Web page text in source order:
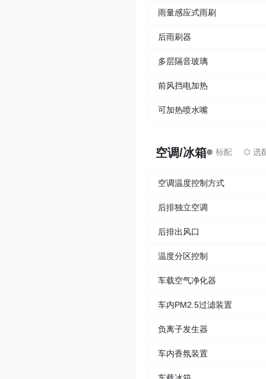
雨量感应式雨刷
后雨刷器
多层隔音玻璃
前风挡电加热
可加热喷水嘴
空调/冰箱
空调温度控制方式
后排独立空调
后排出风口
温度分区控制
车载空气净化器
车内PM2.5过滤装置
负离子发生器
车内香氛装置